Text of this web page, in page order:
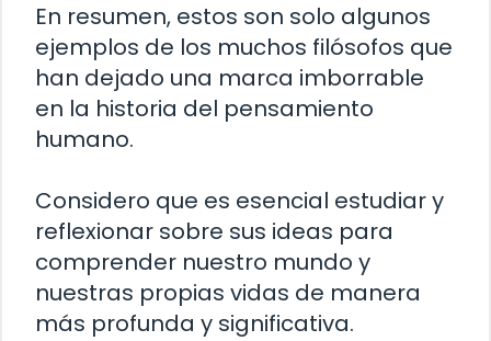
En resumen, estos son solo algunos
ejemplos de los muchos filósofos que
han dejado una marca imborrable
en la historia del pensamiento
humano.
Considero que es esencial estudiar y
reflexionar sobre sus ideas para
comprender nuestro mundo y
nuestras propias vidas de manera
más profunda y significativa.